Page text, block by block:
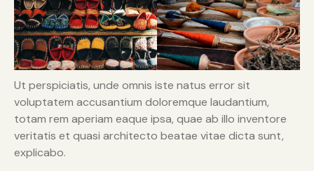
Ut perspiciatis, unde omnis iste natus error sit
voluptatem accusantium doloremque laudantium,
totam rem aperiam eaque ipsa, quae ab illo inventore
veritatis et quasi architecto beatae vitae dicta sunt,
explicabo.